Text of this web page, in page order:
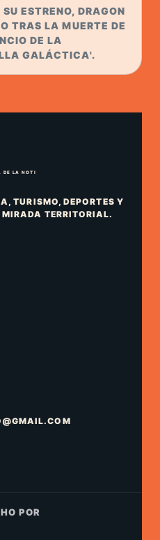
ESTRENO, DRAGON
TRAS LA MUERTE DE
DE LA
GALÁCTICA'.
TURISMO, DEPORTES Y
TERRITORIAL.
POR